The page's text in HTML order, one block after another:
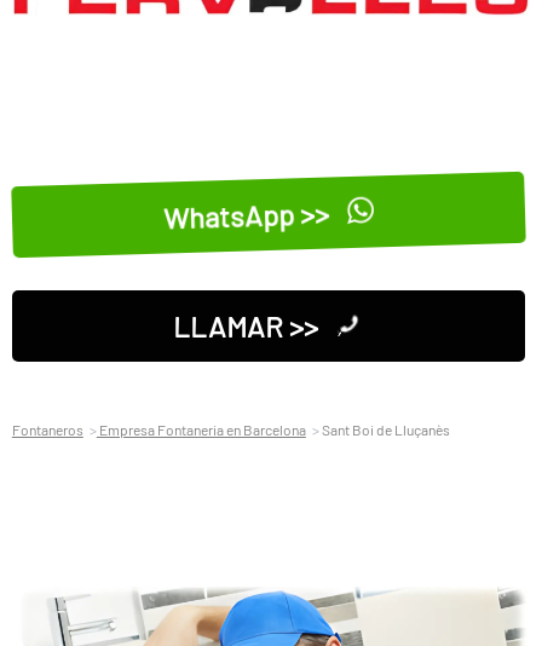
WhatsApp >>
LLAMAR >>
Fontaneros Empresa Fontaneria en Barcelona Sant Boi de Lluçanès